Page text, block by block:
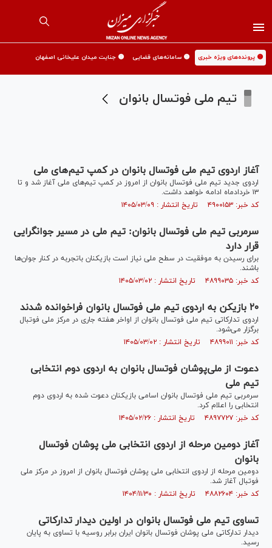
🟡 پرونده‌های ویژه خبری 🟡 سامانه‌های قضایی 🟡 جنایت میدان علیخانی اصفهان
تیم ملی فوتسال بانوان
آغاز اردوی تیم ملی فوتسال بانوان در کمپ تیم‌های ملی
اردوی جدید تیم ملی فوتسال بانوان از امروز در کمپ تیم‌های ملی آغاز شد و تا
۱۳ خردادماه ادامه خواهد داشت.
کد خبر: ۴۹۰۰۱۵۳ تاریخ انتشار : ۱۴۰۵/۰۳/۰۹
سرمربی تیم ملی فوتسال بانوان: تیم ملی در مسیر جوانگرایی
قرار دارد
برای رسیدن به موفقیت در سطح ملی نیاز است بازیکنان باتجربه در کنار جوان‌ها
باشند.
کد خبر: ۴۸۹۹۰۳۵ تاریخ انتشار : ۱۴۰۵/۰۳/۰۲
۲۰ بازیکن به اردوی تیم ملی فوتسال بانوان فراخوانده شدند
اردوی تدارکاتی تیم ملی فوتسال بانوان از اواخر هفته جاری در مرکز ملی فوتبال
برگزار می‌شود.
کد خبر: ۴۸۹۹۰۱۱ تاریخ انتشار : ۱۴۰۵/۰۳/۰۲
دعوت از ملی‌پوشان فوتسال بانوان به اردوی دوم انتخابی
تیم ملی
سرمربی تیم ملی فوتسال بانوان اسامی بازیکنان دعوت شده به اردوی دوم
انتخابی را اعلام کرد.
کد خبر: ۴۸۹۷۷۲۷ تاریخ انتشار : ۱۴۰۵/۰۲/۲۶
آغاز دومین مرحله از اردوی انتخابی ملی پوشان فوتسال
بانوان
دومین مرحله از اردوی انتخابی ملی پوشان فوتسال بانوان از امروز در مرکز ملی
فوتبال آغاز شد.
کد خبر: ۴۸۸۲۶۰۴ تاریخ انتشار : ۱۴۰۴/۱۱/۳۰
تساوی تیم ملی فوتسال بانوان در اولین دیدار تدارکاتی
دیدار تدارکاتی ملی پوشان فوتسال بانوان ایران برابر روسیه با تساوی به پایان
رسید.